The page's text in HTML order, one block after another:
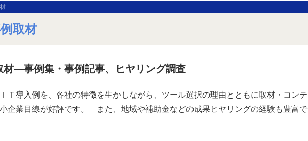
取材
材―事例集・事例記事、ヒヤリング調査
Ｔ導入例を、各社の特徴を生かしながら、ツール選択の理由とともに取材・コンテ
企業目線が好評です。 また、地域や補助金などの成果ヒヤリングの経験も豊富で